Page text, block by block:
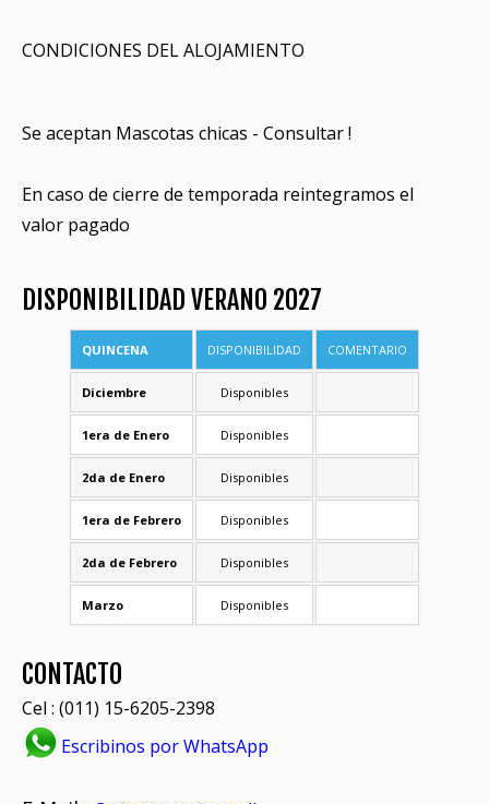
CONDICIONES DEL ALOJAMIENTO
Se aceptan Mascotas chicas - Consultar !
En caso de cierre de temporada reintegramos el
valor pagado
DISPONIBILIDAD VERANO 2027
QUINCENA DISPONIBILIDAD COMENTARIO
Diciembre Disponibles
1era de Enero Disponibles
2da de Enero Disponibles
1era de Febrero Disponibles
2da de Febrero Disponibles
Marzo Disponibles
CONTACTO
Cel : (011) 15-6205-2398
Escribinos por WhatsApp